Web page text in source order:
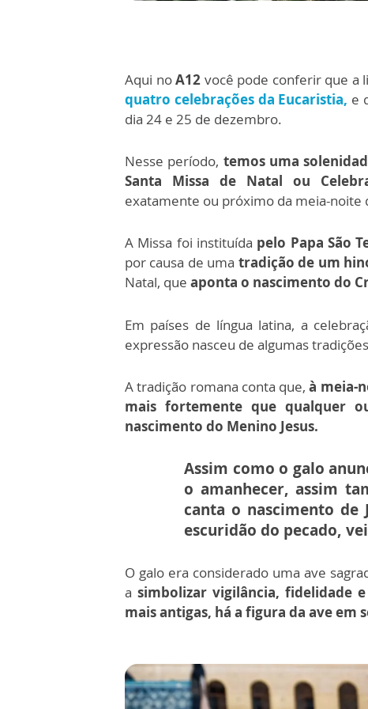
Aqui noA12 você pode conferir que a
quatro celebrações da Eucaristia, e
dia 24 e 25 de dezembro.
Nesse período, temos uma
Santa Missa de Natal ou
exatamente ou próximo da meia-noite
A Missa foi instituída pelo Papa São
por causa de uma tradição de um
Natal, que aponta o nascimento do
Em países de língua latina, a
expressão nasceu de algumas
A tradição romana conta que,à meia-
mais fortemente que qualquer
nascimento do Menino Jesus.
Assim como o galo
o amanhecer,assim
canta o nascimento de
escuridão do pecado,
O galo era considerado uma ave
a simbolizar vigilância, fidelidade
mais antigas, há a figura da ave em